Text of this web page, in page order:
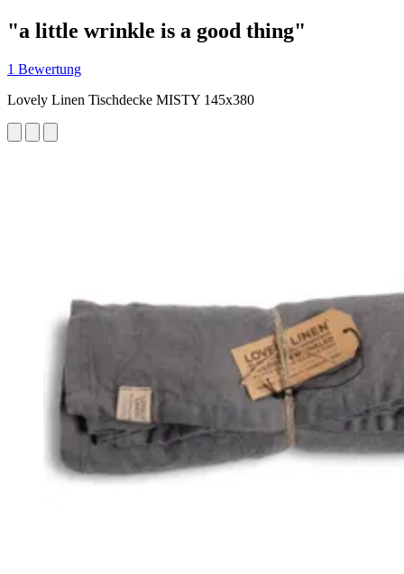
"a little wrinkle is a good thing"
1 Bewertung
Lovely Linen Tischdecke MISTY 145x380